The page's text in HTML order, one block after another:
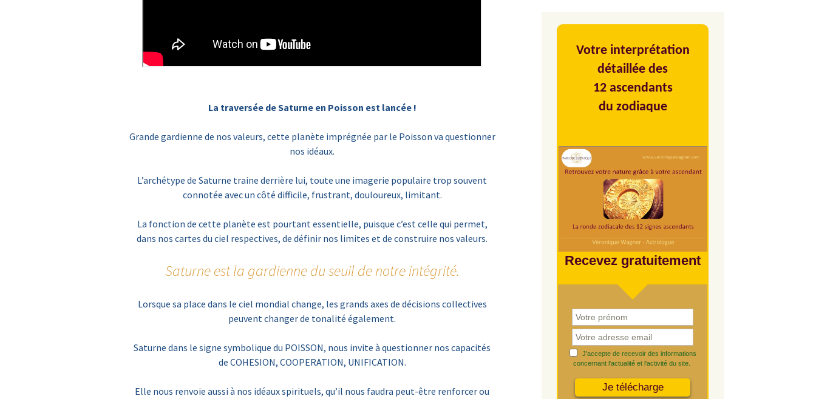
La traversée de Saturne en Poisson est lancée !
Grande gardienne de nos valeurs, cette planète imprégnée par le Poisson va questionner
nos idéaux.
L’archétype de Saturne traine derrière lui, toute une imagerie populaire trop souvent
connotée avec un côté difficile, frustrant, douloureux, limitant.
La fonction de cette planète est pourtant essentielle, puisque c’est celle qui permet,
dans nos cartes du ciel respectives, de définir nos limites et de construire nos valeurs.
Saturne est la gardienne du seuil de notre intégrité.
Lorsque sa place dans le ciel mondial change, les grands axes de décisions collectives
peuvent changer de tonalité également.
Saturne dans le signe symbolique du POISSON, nous invite à questionner nos capacités
de COHESION, COOPERATION, UNIFICATION.
Elle nous renvoie aussi à nos idéaux spirituels, qu’il nous faudra peut-être renforcer ou
Votre interprétation
détaillée des
12 ascendants
du zodiaque
Recevez gratuitement
J'accepte de recevoir des informations
concernant l'actualité et l'activité du site.